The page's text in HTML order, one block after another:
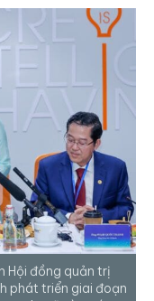
Hội đồng quản trị
phát triển giai đoạn